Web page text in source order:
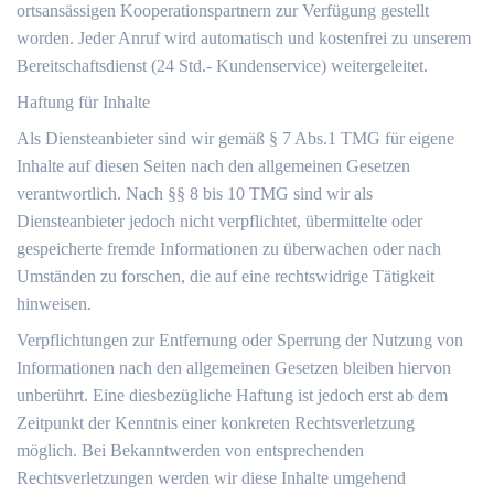
ortsansässigen Kooperationspartnern zur Verfügung gestellt
worden. Jeder Anruf wird automatisch und kostenfrei zu unserem
Bereitschaftsdienst (24 Std.- Kundenservice) weitergeleitet.
Haftung für Inhalte
Als Diensteanbieter sind wir gemäß § 7 Abs.1 TMG für eigene
Inhalte auf diesen Seiten nach den allgemeinen Gesetzen
verantwortlich. Nach §§ 8 bis 10 TMG sind wir als
Diensteanbieter jedoch nicht verpflichtet, übermittelte oder
gespeicherte fremde Informationen zu überwachen oder nach
Umständen zu forschen, die auf eine rechtswidrige Tätigkeit
hinweisen.
Verpflichtungen zur Entfernung oder Sperrung der Nutzung von
Informationen nach den allgemeinen Gesetzen bleiben hiervon
unberührt. Eine diesbezügliche Haftung ist jedoch erst ab dem
Zeitpunkt der Kenntnis einer konkreten Rechtsverletzung
möglich. Bei Bekanntwerden von entsprechenden
Rechtsverletzungen werden wir diese Inhalte umgehend